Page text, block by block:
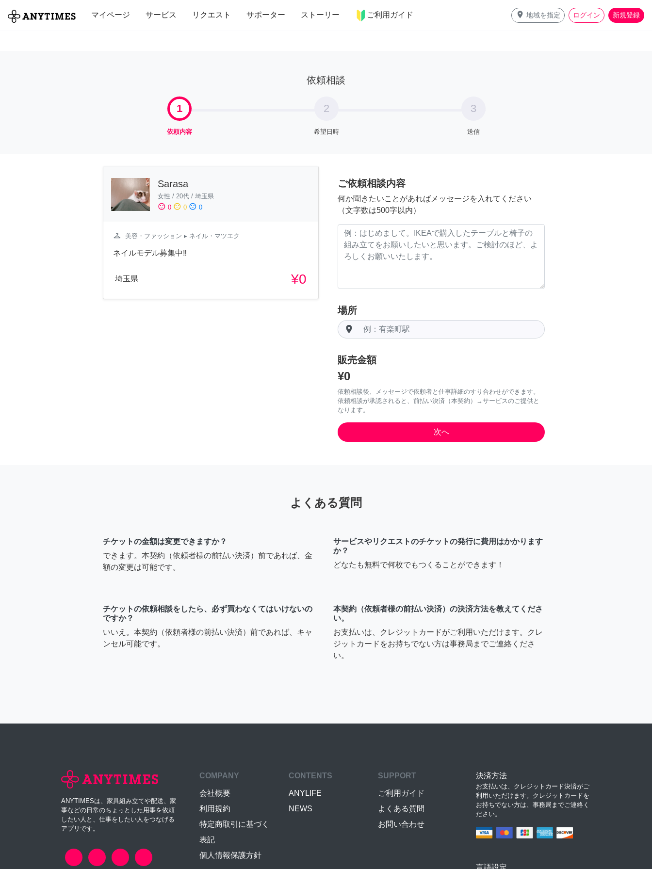
マイページ サービス リクエスト サポーター ストーリー ご利用ガイド place 地域を指定 ログイン 新規登録
全て 修理・組立 家事 引っ越し インテリア 趣味・習い事 ペット 料理
依頼相談
1
依頼内容
2
希望日時
3
送信
Sarasa
女性 / 20代 / 埼玉県
sentiment_satisfied 0 sentiment_neutral 0 sentiment_dissatisfied 0
checkroom 美容・ファッション ▸ ネイル・マツエク
ネイルモデル募集中‼️
埼玉県 ¥0
ご依頼相談内容
何か聞きたいことがあればメッセージを入れてください
（文字数は500字以内）
場所
room
販売金額
¥0
依頼相談後、メッセージで依頼者と仕事詳細のすり合わせができます。
依頼相談が承認されると、前払い決済（本契約）→サービスのご提供と
なります。
よくある質問
チケットの金額は変更できますか？
できます。本契約（依頼者様の前払い決済）前であれば、金
額の変更は可能です。
サービスやリクエストのチケットの発行に費用はかかります
か？
どなたも無料で何枚でもつくることができます！
チケットの依頼相談をしたら、必ず買わなくてはいけないの
ですか？
いいえ。本契約（依頼者様の前払い決済）前であれば、キャ
ンセル可能です。
本契約（依頼者様の前払い決済）の決済方法を教えてくださ
い。
お支払いは、クレジットカードがご利用いただけます。クレ
ジットカードをお持ちでない方は事務局までご連絡くださ
い。
ANYTIMESは、家具組み立てや配送、家
事などの日常のちょっとした用事を依頼
したい人と、仕事をしたい人をつなげる
アプリです。
COMPANY
会社概要
利用規約
特定商取引に基づく
表記
個人情報保護方針
CONTENTS
ANYLIFE
NEWS
SUPPORT
ご利用ガイド
よくある質問
お問い合わせ
決済方法
お支払いは、クレジットカード決済がご
利用いただけます。クレジットカードを
お持ちでない方は、事務局までご連絡く
ださい。
言語設定